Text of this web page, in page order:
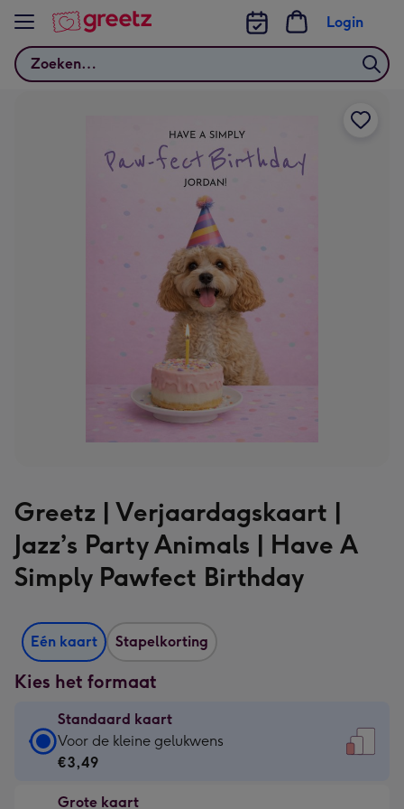
Bekijk meer
Zoeken
Login
Greetz | Verjaardagskaart |
Jazz’s Party Animals | Have A
Simply Pawfect Birthday
Eén kaart Stapelkorting
Kies het formaat
Standaard kaart
Standaard
kaart
€3,49
Voor de kleine gelukwens
€3,49
Grote kaart